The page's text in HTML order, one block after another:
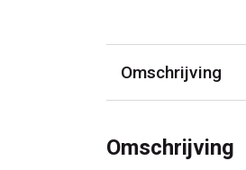
Omschrijving
Omschrijving